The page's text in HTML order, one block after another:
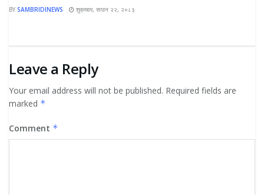
BY SAMBRIDINEWS शुक्रबार, साउन २२, २०८३
Leave a Reply
Your email address will not be published. Required fields are
marked *
Comment *